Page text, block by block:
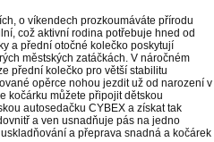
o víkendech prozkoumáváte přírodu
což aktivní rodina potřebuje hned od
a přední otočné kolečko poskytují
městských zatáčkách. V náročném
přední kolečko pro větší stabilitu
opěrce nohou jezdit už od narození v
kočárku můžete připojit dětskou
autosedačku CYBEX a získat tak
a ven usnadňuje pás na jedno
a přeprava snadná a kočárek